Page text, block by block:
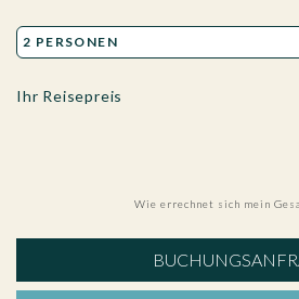
Ihr Reisepreis
Wie errechnet sich mein